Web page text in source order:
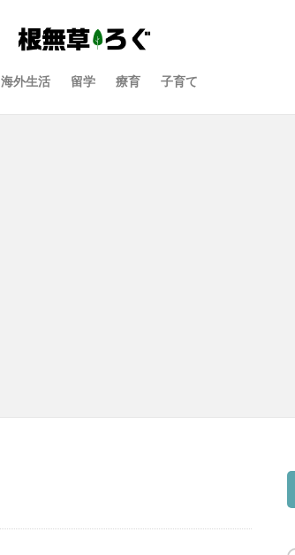
海外生活 留学 療育 子育て